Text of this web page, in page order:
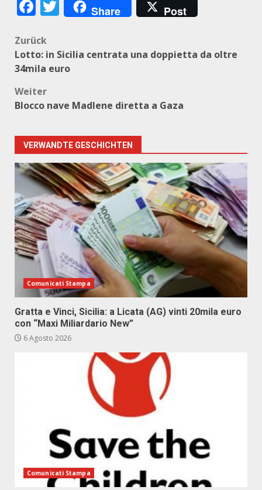
Facebook
Twitter
Share Post
Beitragsnavigation
Zurück
Lotto: in Sicilia centrata una doppietta da oltre
34mila euro
Weiter
Blocco nave Madlene diretta a Gaza
VERWANDTE GESCHICHTEN
Comunicati Stampa
Gratta e Vinci, Sicilia: a Licata (AG) vinti 20mila euro
con “Maxi Miliardario New”
6 Agosto 2026
Comunicati Stampa